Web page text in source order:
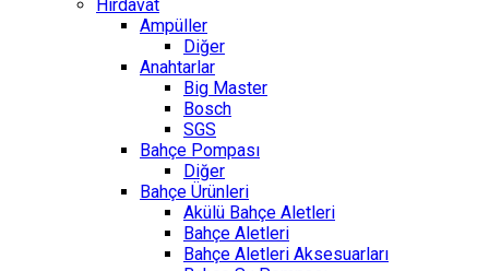
Hırdavat
Ampüller
Diğer
Anahtarlar
Big Master
Bosch
SGS
Bahçe Pompası
Diğer
Bahçe Ürünleri
Akülü Bahçe Aletleri
Bahçe Aletleri
Bahçe Aletleri Aksesuarları